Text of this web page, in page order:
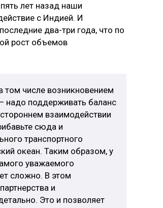
лет назад наши
с Индией. И
два-три года, что по
рост объемов
том числе возникновением
надо поддерживать баланс
взаимодействии
сюда и
транспортного
океан. Таким образом, у
уважаемого
сложно. В этом
и
Это и позволяет